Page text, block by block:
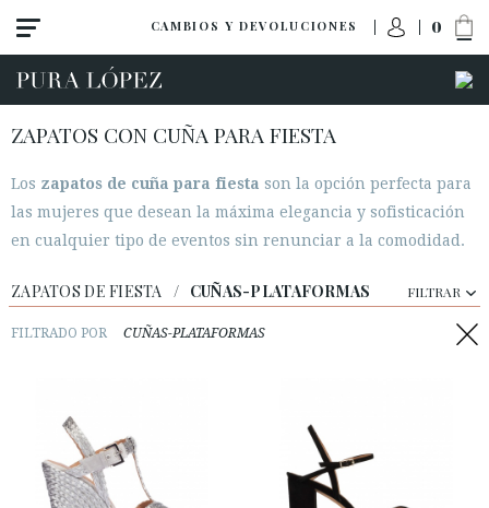
CAMBIOS Y DEVOLUCIONES 0
Ver todo
Tacon alto
Cuñas-plataformas
ZAPATOS CON CUÑA PARA FIESTA
Los zapatos de cuña para fiesta son la opción perfecta para
las mujeres que desean la máxima elegancia y sofisticación
en cualquier tipo de eventos sin renunciar a la comodidad.
ZAPATOS DE FIESTA / CUÑAS-PLATAFORMAS FILTRAR
FILTRADO POR CUÑAS-PLATAFORMAS